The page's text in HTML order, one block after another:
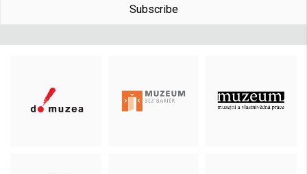
Subscribe